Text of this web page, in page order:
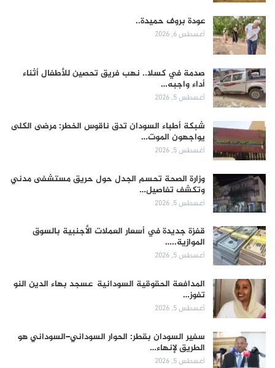
عودة بروف حميدة..
أغسطس 6, 2026
صدمة في كسلا.. نهب فريق تحصين للأطفال أثناء
أداء واجبه…
أغسطس 5, 2026
شبكة أطباء السودان تدق ناقوس الخطر: مرضى الكلى
يواجهون الموت…
أغسطس 5, 2026
وزارة الصحة تحسم الجدل حول حريق مستشفى مدني
وتكشف تفاصيل…
أغسطس 5, 2026
قفزة جديدة في أسعار العملات الأجنبية بالسوق
الموازية..…
أغسطس 5, 2026
المدافعة الحقوقية السودانية عسجد بهاء الدين النو
تفوز…
أغسطس 5, 2026
سفير السودان بقطر: الحوار السوداني–السوداني هو
الطريق لإنهاء…
أغسطس 5, 2026